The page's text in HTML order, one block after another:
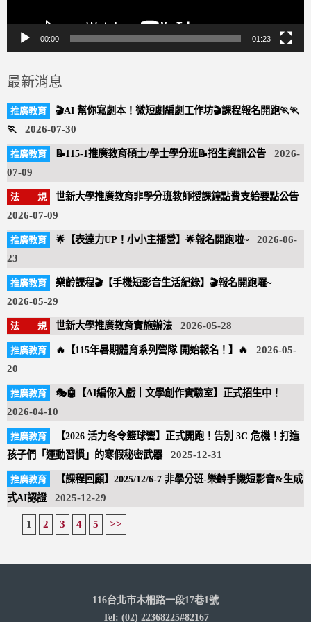
00:00 01:23
最新消息
🎬AI 幫你寫劇本！微短劇編劇工作坊🎬課程報名開跑🏃🏃
🏃
2026-07-30
📝115-1推廣教育碩士/學士學分班📝招生資訊公告
2026-
07-09
世新大學推廣教育非學分班教師授課鐘點費支給要點公告
2026-07-09
🌟【表達力UP！小小主播營】🌟報名開跑啦~
2026-06-
23
樂齡課程🎬【手機短影音生活紀錄】🎬報名開跑囉~
2026-05-29
世新大學推廣教育實施辦法 2026-05-28
🔥【115年暑期體育系列營隊 開始報名！】🔥
2026-05-
20
🎭🤖【AI編你入戲｜文學創作實驗室】正式招生中！
2026-04-10
【2026 活力冬令籃球營】正式開跑！告別 3C 危機！打造
孩子們「運動習慣」的寒假秘密武器
2025-12-31
【課程回顧】2025/12/6-7 非學分班-樂齡手機短影音&生成
式AI認證
2025-12-29
1 2 3 4 5 >>
116台北市木柵路一段17巷1號
Tel: (02) 22368225#82167